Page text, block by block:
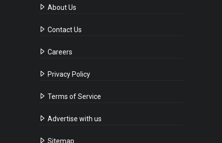
About Us
Contact Us
Careers
Privacy Policy
Terms of Service
Advertise with us
Sitemap